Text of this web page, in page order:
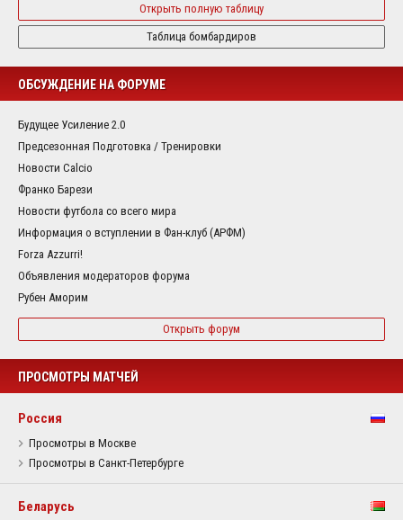
Открыть полную таблицу
Таблица бомбардиров
ОБСУЖДЕНИЕ НА ФОРУМЕ
Будущее Усиление 2.0
Предсезонная Подготовка / Тренировки
Новости Calcio
Франко Барези
Новости футбола со всего мира
Информация о вступлении в Фан-клуб (АРФМ)
Forza Azzurri!
Объявления модераторов форума
Рубен Аморим
Открыть форум
ПРОСМОТРЫ МАТЧЕЙ
Россия
Просмотры в Москве
Просмотры в Санкт-Петербурге
Беларусь